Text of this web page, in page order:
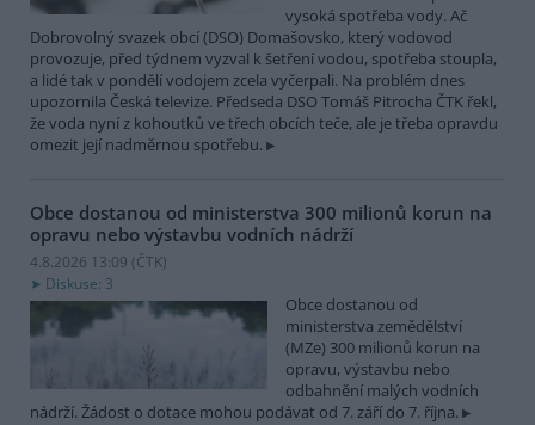
vysoká spotřeba vody. Ač
Dobrovolný svazek obcí (DSO) Domašovsko, který vodovod
provozuje, před týdnem vyzval k šetření vodou, spotřeba stoupla,
a lidé tak v pondělí vodojem zcela vyčerpali. Na problém dnes
upozornila Česká televize. Předseda DSO Tomáš Pitrocha ČTK řekl,
že voda nyní z kohoutků ve třech obcích teče, ale je třeba opravdu
omezit její nadměrnou spotřebu.
Obce dostanou od ministerstva 300 milionů korun na
opravu nebo výstavbu vodních nádrží
4.8.2026 13:09 (ČTK)
Diskuse: 3
Obce dostanou od
ministerstva zemědělství
(MZe) 300 milionů korun na
opravu, výstavbu nebo
odbahnění malých vodních
nádrží. Žádost o dotace mohou podávat od 7. září do 7. října.